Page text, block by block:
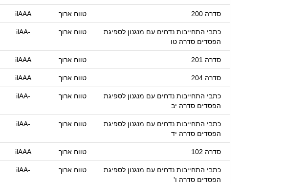
סדרה 200 טווח ארוך ilAAA
כתבי התחייבות נדחים עם מנגנון לספיגת
הפסדים סדרה טו
טווח ארוך ilAA-
סדרה 201 טווח ארוך ilAAA
סדרה 204 טווח ארוך ilAAA
כתבי התחייבות נדחים עם מנגנון לספיגת
הפסדים סדרה יב
טווח ארוך ilAA-
כתבי התחייבות נדחים עם מנגנון לספיגת
הפסדים סדרה יד
טווח ארוך ilAA-
סדרה 102 טווח ארוך ilAAA
כתבי התחייבות נדחים עם מנגנון לספיגת
הפסדים סדרה ו'
טווח ארוך ilAA-